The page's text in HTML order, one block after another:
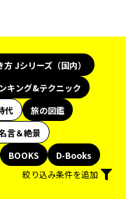
Jシリーズ（国内）
キング&テクニック
代
旅の図鑑
言＆絶景
BOOKS
D-Books
絞り込み条件を追加